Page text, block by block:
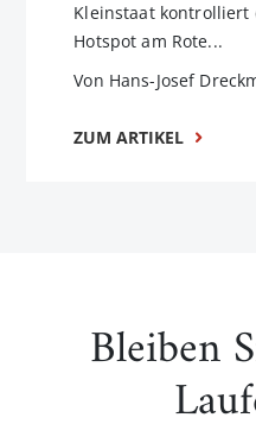
Kleinstaat kontrolliert
Hotspot am Rote...
Von Hans-Josef
ZUM ARTIKEL
Bleiben